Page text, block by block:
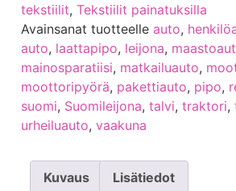
tekstiilit, Tekstiilit painatuksilla
Avainsanat tuotteelle auto,
auto, laattapipo, leijona,
mainosparatiisi, matkailuauto,
moottoripyörä, pakettiauto, pipo,
suomi, Suomileijona, talvi, traktori,
urheiluauto, vaakuna
Kuvaus Lisätiedot